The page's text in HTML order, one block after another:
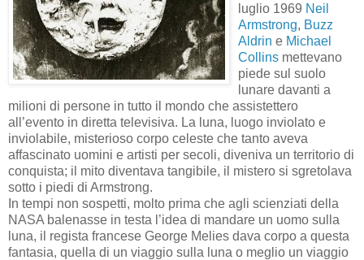
luglio 1969 Neil
Armstrong, Buzz
Aldrin e Michael
Collins mettevano
piede sul suolo
lunare davanti a
milioni di persone in tutto il mondo che assistettero
all’evento in diretta televisiva. La luna, luogo inviolato e
inviolabile, misterioso corpo celeste che tanto aveva
affascinato uomini e artisti per secoli, diveniva un territorio di
conquista; il mito diventava tangibile, il mistero si sgretolava
sotto i piedi di Armstrong.
In tempi non sospetti, molto prima che agli scienziati della
NASA balenasse in testa l’idea di mandare un uomo sulla
luna, il regista francese George Melies dava corpo a questa
fantasia, quella di un viaggio sulla luna o meglio un viaggio